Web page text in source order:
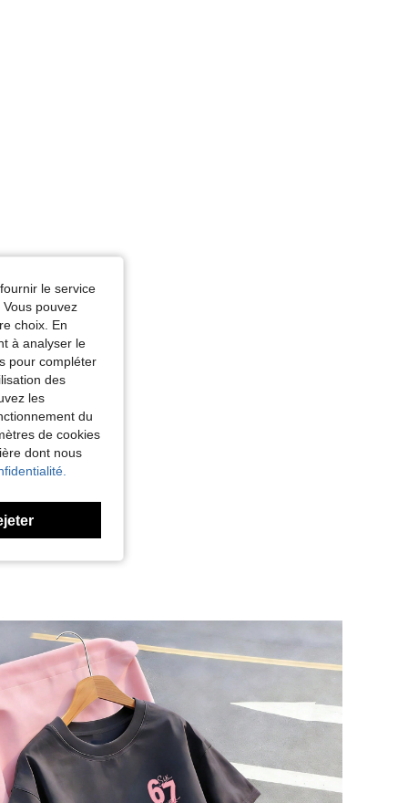
Taille: 7Y
le service
pouvez
choix. En
à analyser le
pour compléter
des
les
du
de cookies
dont nous